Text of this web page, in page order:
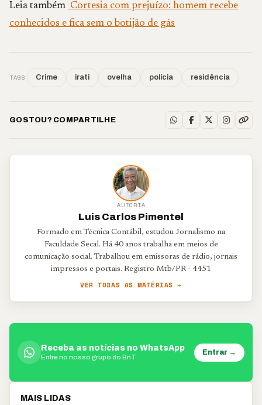
Leia também Cortesia com prejuízo: homem recebe
conhecidos e fica sem o botijão de gás
TAGS Crime irati ovelha polícia residência
GOSTOU? COMPARTILHE
AUTORIA
Luis Carlos Pimentel
Formado em Técnica Contábil, estudou Jornalismo na
Faculdade Secal. Há 40 anos trabalha em meios de
comunicação social. Trabalhou em emissoras de rádio, jornais
impressos e portais. Registro Mtb/PR - 4451
VER TODAS AS MATÉRIAS →
Receba as notícias no WhatsApp
Entre no nosso grupo do BnT
Entrar →
MAIS LIDAS